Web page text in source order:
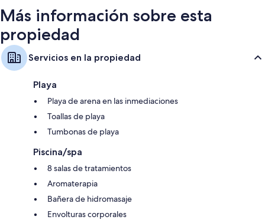
Más información sobre esta
propiedad
Servicios en la propiedad
Playa
Playa de arena en las inmediaciones
Toallas de playa
Tumbonas de playa
Piscina/spa
8 salas de tratamientos
Aromaterapia
Bañera de hidromasaje
Envolturas corporales